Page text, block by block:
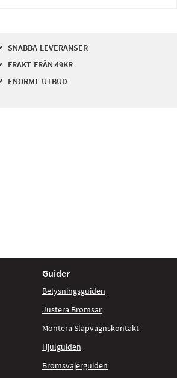
SNABBA LEVERANSER
FRAKT FRÅN 49KR
ENORMT UTBUD
Guider
Belysningsguiden
Justera Bromsar
Montera Släpvagnskontakt
Hjulguiden
Bromsvajerguiden